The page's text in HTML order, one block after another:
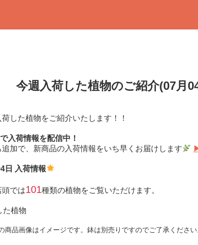
今週入荷した植物のご紹介(07月
した植物をご紹介いたします！！
入荷情報を配信中！
追加で、新商品の入荷情報をいち早くお届けします
日 入荷情報
では101種類の植物をご覧いただけます。
た植物
商品画像はイメージです。鉢は別売りですのでご了承ください